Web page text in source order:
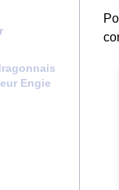
Engie